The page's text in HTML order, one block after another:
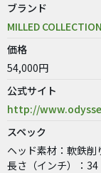
ブランド
MILLED COLLECTION
価格
54,000円
公式サイト
http://
スペック
ヘッド素材：軟鉄削
長さ（インチ）：34